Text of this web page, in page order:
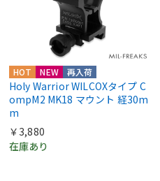
HOT NEW 再入荷
Holy Warrior WILCOXタイプ C
ompM2 MK18 マウント 経30m
m
￥3,880
在庫あり